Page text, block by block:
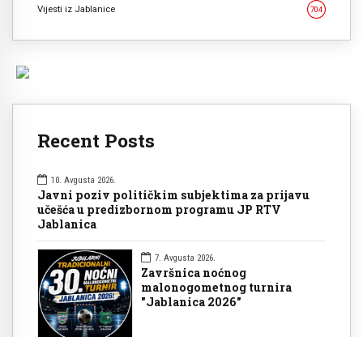
Vijesti iz Jablanice 704
Recent Posts
10. Avgusta 2026.
Javni poziv političkim subjektima za prijavu
učešća u predizbornom programu JP RTV
Jablanica
7. Avgusta 2026.
Završnica noćnog
malonogometnog turnira
"Jablanica 2026"